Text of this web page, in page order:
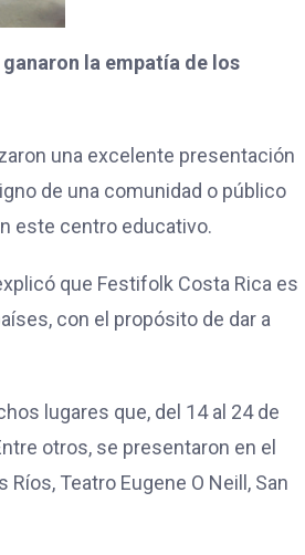
la empatía de los
una excelente presentación
de una comunidad o público
este centro educativo.
que Festifolk Costa Rica es
con el propósito de dar a
lugares que, del 14 al 24 de
otros, se presentaron en el
Ríos, Teatro Eugene O Neill, San